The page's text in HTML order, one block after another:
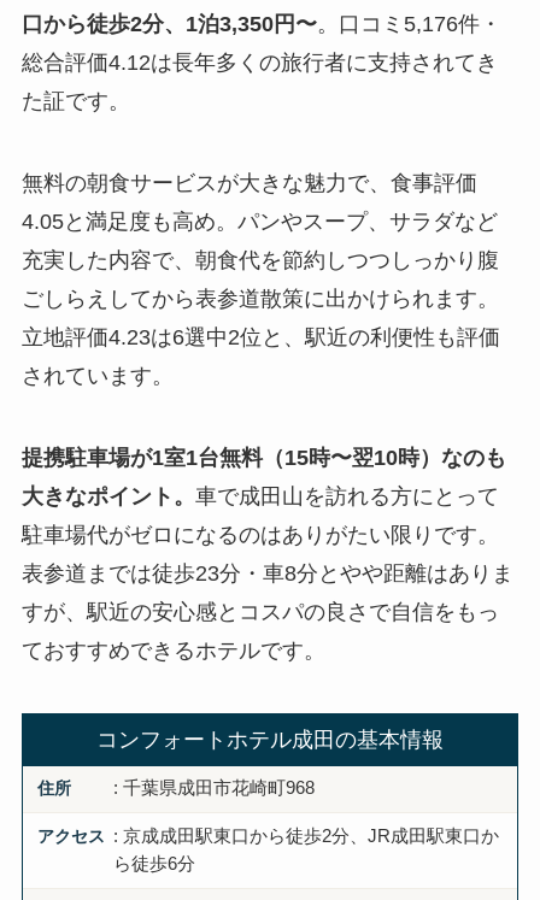
口から徒歩2分、1泊3,350円〜。口コミ5,176件・
総合評価4.12は長年多くの旅行者に支持されてき
た証です。
無料の朝食サービスが大きな魅力で、食事評価
4.05と満足度も高め。パンやスープ、サラダなど
充実した内容で、朝食代を節約しつつしっかり腹
ごしらえしてから表参道散策に出かけられます。
立地評価4.23は6選中2位と、駅近の利便性も評価
されています。
提携駐車場が1室1台無料（15時〜翌10時）なのも
大きなポイント。 車で成田山を訪れる方にとって
駐車場代がゼロになるのはありがたい限りです。
表参道までは徒歩23分・車8分とやや距離はありま
すが、駅近の安心感とコスパの良さで自信をもっ
ておすすめできるホテルです。
コンフォートホテル成田の基本情報
住所 : 千葉県成田市花崎町968
アクセス : 京成成田駅東口から徒歩2分、JR成田駅東口か
ら徒歩6分